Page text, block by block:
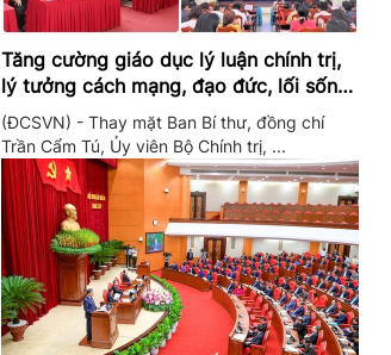
Tăng cường giáo dục lý luận chính trị,
lý tưởng cách mạng, đạo đức, lối sống,
ý thức công dân trong hệ thống giáo
dục quốc dân
(ĐCSVN) - Thay mặt Ban Bí thư, đồng chí
Trần Cẩm Tú, Ủy viên Bộ Chính trị, ...